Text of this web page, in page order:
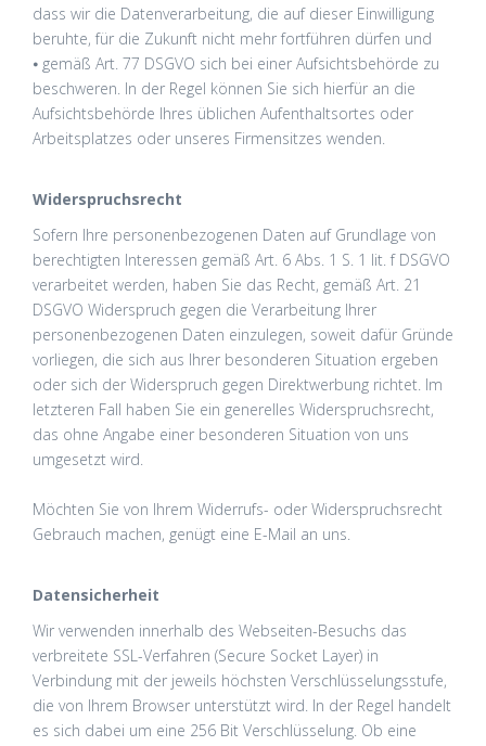
dass wir die Datenverarbeitung, die auf dieser Einwilligung
beruhte, für die Zukunft nicht mehr fortführen dürfen und
⦁ gemäß Art. 77 DSGVO sich bei einer Aufsichtsbehörde zu
beschweren. In der Regel können Sie sich hierfür an die
Aufsichtsbehörde Ihres üblichen Aufenthaltsortes oder
Arbeitsplatzes oder unseres Firmensitzes wenden.
Widerspruchsrecht
Sofern Ihre personenbezogenen Daten auf Grundlage von
berechtigten Interessen gemäß Art. 6 Abs. 1 S. 1 lit. f DSGVO
verarbeitet werden, haben Sie das Recht, gemäß Art. 21
DSGVO Widerspruch gegen die Verarbeitung Ihrer
personenbezogenen Daten einzulegen, soweit dafür Gründe
vorliegen, die sich aus Ihrer besonderen Situation ergeben
oder sich der Widerspruch gegen Direktwerbung richtet. Im
letzteren Fall haben Sie ein generelles Widerspruchsrecht,
das ohne Angabe einer besonderen Situation von uns
umgesetzt wird.
Möchten Sie von Ihrem Widerrufs- oder Widerspruchsrecht
Gebrauch machen, genügt eine E-Mail an uns.
Datensicherheit
Wir verwenden innerhalb des Webseiten-Besuchs das
verbreitete SSL-Verfahren (Secure Socket Layer) in
Verbindung mit der jeweils höchsten Verschlüsselungsstufe,
die von Ihrem Browser unterstützt wird. In der Regel handelt
es sich dabei um eine 256 Bit Verschlüsselung. Ob eine